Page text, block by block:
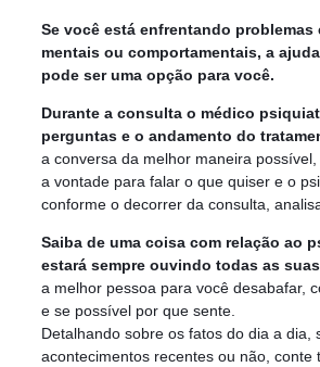
Se você está enfrentando problemas
mentais ou comportamentais, a
pode ser uma opção para você.
Durante a consulta o médico
perguntas e o andamento do
a conversa da melhor maneira
a vontade para falar o que quiser e o
conforme o decorrer da consulta,
Saiba de uma coisa com relação ao
estará sempre ouvindo todas as
a melhor pessoa para você desabafar,
e se possível por que sente.
Detalhando sobre os fatos do dia a dia,
acontecimentos recentes ou não, conte